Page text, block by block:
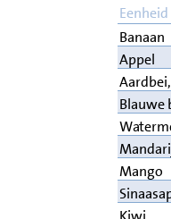
Banaan
Appel
Blauwe
Mango